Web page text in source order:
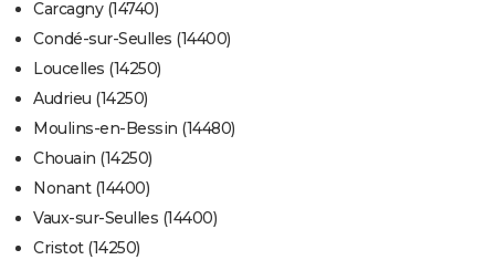
Carcagny (14740)
Condé-sur-Seulles (14400)
Loucelles (14250)
Audrieu (14250)
Moulins-en-Bessin (14480)
Chouain (14250)
Nonant (14400)
Vaux-sur-Seulles (14400)
Cristot (14250)